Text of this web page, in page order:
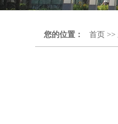
您的位置： 首页 >>